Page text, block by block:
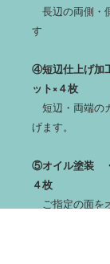
長辺の両側・
す
④短辺仕上げ
ット×４枚
短辺・両端の
げます。
⑤オイル塗装
４枚
ご指定の面を